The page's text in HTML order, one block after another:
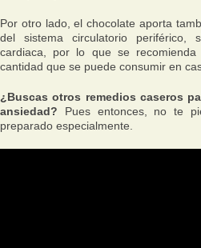
Por otro lado, el chocolate aporta
del sistema circulatorio periférico,
cardiaca, por lo que se
cantidad que se puede consumir en
¿Buscas otros remedios caseros
ansiedad? Pues entonces, no te
preparado especialmente.